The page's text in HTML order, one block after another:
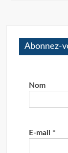
Abonnez-
Nom
E-mail *